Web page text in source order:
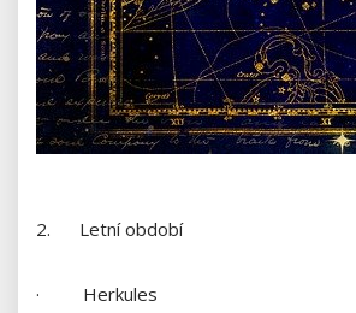
2. Letní období
· Herkules